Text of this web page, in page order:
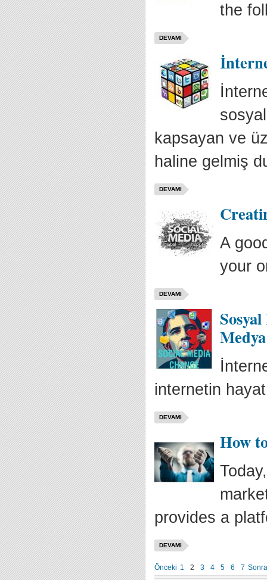
the
DEVAMI
kapsayan ve
haline gelmiş
DEVAMI
A
your
DEVAMI
Medya
internetin
DEVAMI
How
provides a
DEVAMI
Önceki 1 2 3 4 5 6 7